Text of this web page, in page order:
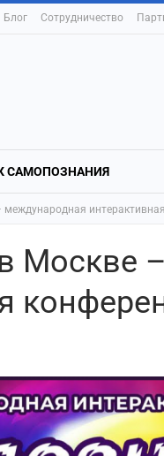
Блог Сотрудничество
САМОПОЗНАНИЯ
международная
Москве